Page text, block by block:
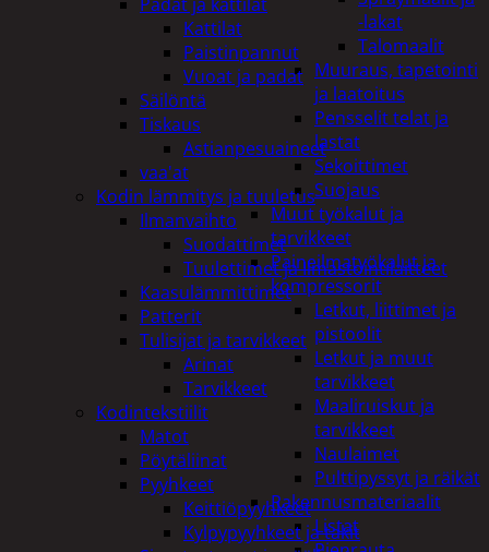
-lakat
Talomaalit
Muuraus, tapetointi
ja laatoitus
Pensselit telat ja
lastat
Sekoittimet
Suojaus
Muut työkalut ja
tarvikkeet
Paineilmatyökalut ja
kompressorit
Letkut, liittimet ja
pistoolit
Letkut ja muut
tarvikkeet
Maaliruiskut ja
tarvikkeet
Naulaimet
Pulttipyssyt ja räikät
Rakennusmateriaalit
Listat
Kattilat
Paistinpannut
Vuoat ja padat
Säilöntä
Tiskaus
Astianpesuaineet
vaa'at
Kodin lämmitys ja tuuletus
Ilmanvaihto
Suodattimet
Tuulettimet ja Ilmastointilaitteet
Kaasulämmittimet
Patterit
Tulisijat ja tarvikkeet
Arinat
Tarvikkeet
Kodintekstiilit
Matot
Pöytäliinat
Pyyhkeet
Keittiöpyyhkeet
Kylpypyyhkeet ja takit